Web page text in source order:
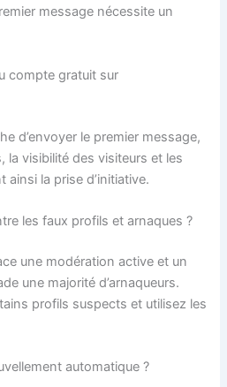
message nécessite un
compte gratuit sur
d’envoyer le premier message,
la visibilité des visiteurs et les
la prise d’initiative.
les faux profils et arnaques ?
une modération active et un
une majorité d’arnaqueurs.
profils suspects et utilisez les
automatique ?